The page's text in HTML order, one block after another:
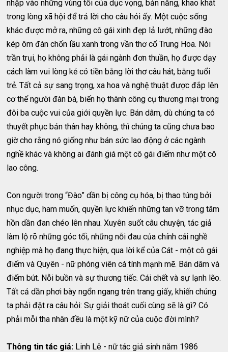
nhập vào những vùng tối của dục vọng, bản năng, khao khát
trong lòng xã hội để trả lời cho câu hỏi ấy. Một cuộc sống
khác được mở ra, những cô gái xinh đẹp lả lướt, những đào
kép ôm đàn chốn lầu xanh trong vần thơ cổ Trung Hoa. Nói
trần trụi, họ không phải là gái ngành đơn thuần, họ được dạy
cách làm vui lòng kẻ có tiền bằng lời thơ câu hát, bằng tuổi
trẻ. Tất cả sự sang trọng, xa hoa và nghệ thuật được đắp lên
cơ thể người đàn bà, biến họ thành công cụ thương mại trong
đôi ba cuộc vui của giới quyền lực. Bán dâm, dù chúng ta có
thuyết phục bản thân hay không, thì chúng ta cũng chưa bao
giờ cho rằng nó giống như bán sức lao động ở các ngành
nghề khác và không ai đánh giá một cô gái điếm như một cô
lao công.
Con người trong “Đào” dần bị công cụ hóa, bị thao túng bởi
nhục dục, ham muốn, quyền lực khiến những tan vỡ trong tâm
hồn dần đan chéo lên nhau. Xuyên suốt câu chuyện, tác giả
làm lộ rõ những góc tối, những nỗi đau của chính cái nghề
nghiệp mà họ đang thực hiện, qua lời kể của Cát - một cô gái
điếm và Quyên - nữ phóng viên cá tính mạnh mẽ. Bán dâm và
điếm bút. Nỗi buồn và sự thương tiếc. Cái chết và sự lạnh lẽo.
Tất cả dần phơi bày ngổn ngang trên trang giấy, khiến chúng
ta phải đặt ra câu hỏi: Sự giải thoát cuối cùng sẽ là gì? Có
phải mỗi tha nhân đều là một kỹ nữ của cuộc đời mình?
Thông tin tác giả: Linh Lê - nữ tác giả sinh năm 1986